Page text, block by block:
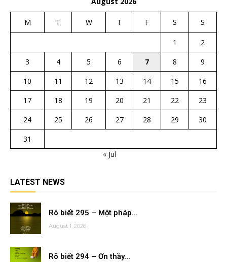
M T W T F S S
1
2
3
4 5 6 7 8
9
10
11 12 13 14 15
16
17
18 19 20 21 22
23
24
25 26 27 28 29
30
31
« Jul
LATEST NEWS
Rõ biết 295 – Một pháp...
August 1, 2026
Rõ biết 294 – Ơn thầy...